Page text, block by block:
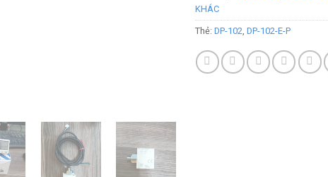
KHÁC
Thẻ: DP-102 DP-102-E-P